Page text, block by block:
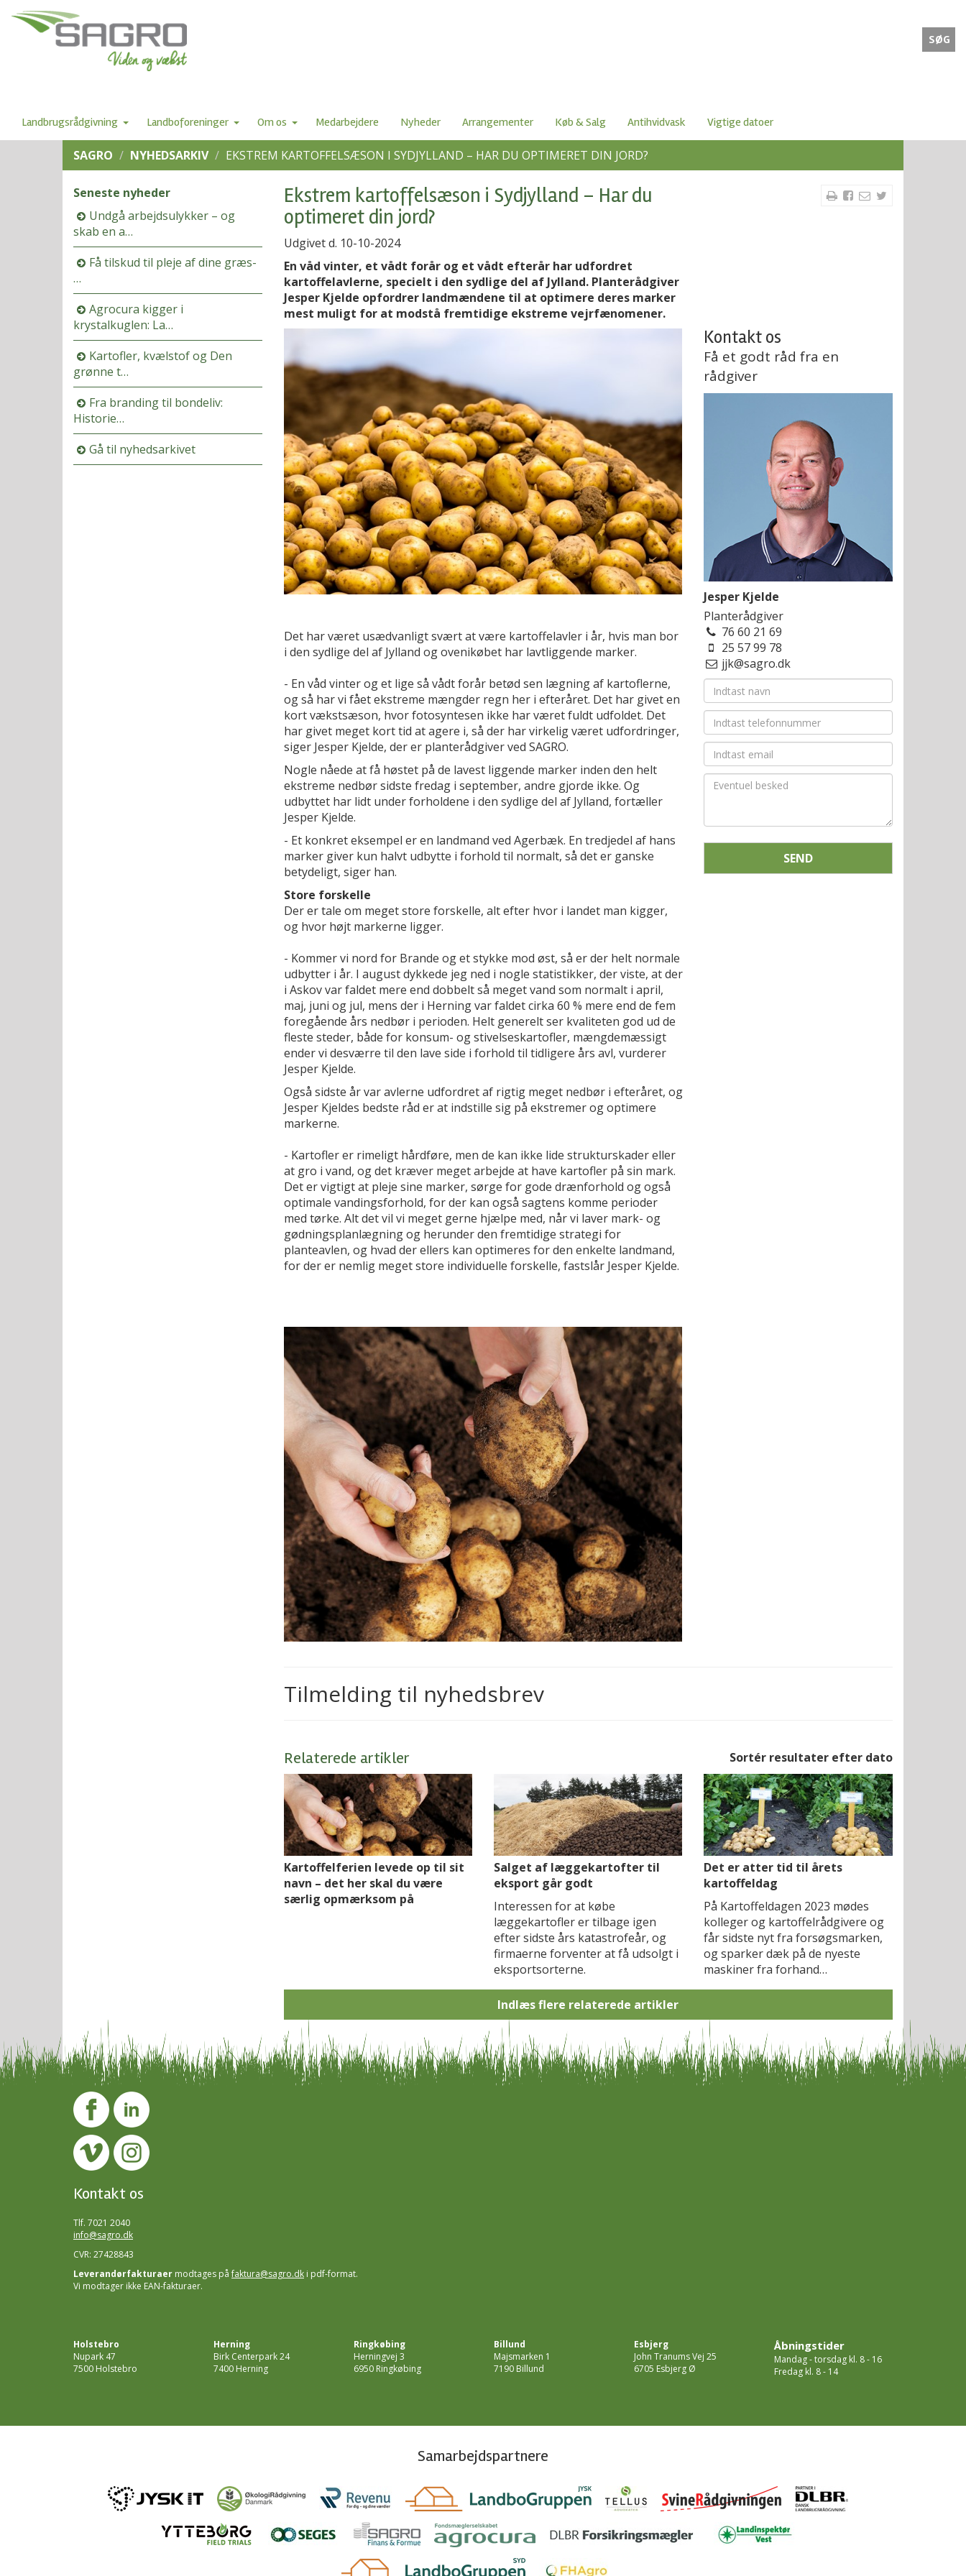
Landbrugsrådgivning Landboforeninger Om os Medarbejdere Nyheder Arrangementer Køb & Salg Antihvidvask Vigtige datoer
SØG
SAGRO NYHEDSARKIV EKSTREM KARTOFFELSÆSON I SYDJYLLAND – HAR DU OPTIMERET DIN JORD?
Seneste nyheder
Undgå arbejdsulykker – og
skab en a…
Få tilskud til pleje af dine græs-
…
Agrocura kigger i
krystalkuglen: La…
Kartofler, kvælstof og Den
grønne t…
Fra branding til bondeliv:
Historie…
Gå til nyhedsarkivet
Ekstrem kartoffelsæson i Sydjylland – Har du
optimeret din jord?
Udgivet d. 10-10-2024
En våd vinter, et vådt forår og et vådt efterår har udfordret
kartoffelavlerne, specielt i den sydlige del af Jylland. Planterådgiver
Jesper Kjelde opfordrer landmændene til at optimere deres marker
mest muligt for at modstå fremtidige ekstreme vejrfænomener.
Det har været usædvanligt svært at være kartoffelavler i år, hvis man bor
i den sydlige del af Jylland og ovenikøbet har lavtliggende marker.
- En våd vinter og et lige så vådt forår betød sen lægning af kartoflerne,
og så har vi fået ekstreme mængder regn her i efteråret. Det har givet en
kort vækstsæson, hvor fotosyntesen ikke har været fuldt udfoldet. Det
har givet meget kort tid at agere i, så der har virkelig været udfordringer,
siger Jesper Kjelde, der er planterådgiver ved SAGRO.
Nogle nåede at få høstet på de lavest liggende marker inden den helt
ekstreme nedbør sidste fredag i september, andre gjorde ikke. Og
udbyttet har lidt under forholdene i den sydlige del af Jylland, fortæller
Jesper Kjelde.
- Et konkret eksempel er en landmand ved Agerbæk. En tredjedel af hans
marker giver kun halvt udbytte i forhold til normalt, så det er ganske
betydeligt, siger han.
Store forskelle
Der er tale om meget store forskelle, alt efter hvor i landet man kigger,
og hvor højt markerne ligger.
- Kommer vi nord for Brande og et stykke mod øst, så er der helt normale
udbytter i år. I august dykkede jeg ned i nogle statistikker, der viste, at der
i Askov var faldet mere end dobbelt så meget vand som normalt i april,
maj, juni og jul, mens der i Herning var faldet cirka 60 % mere end de fem
foregående års nedbør i perioden. Helt generelt ser kvaliteten god ud de
fleste steder, både for konsum- og stivelseskartofler, mængdemæssigt
ender vi desværre til den lave side i forhold til tidligere års avl, vurderer
Jesper Kjelde.
Også sidste år var avlerne udfordret af rigtig meget nedbør i efteråret, og
Jesper Kjeldes bedste råd er at indstille sig på ekstremer og optimere
markerne.
- Kartofler er rimeligt hårdføre, men de kan ikke lide strukturskader eller
at gro i vand, og det kræver meget arbejde at have kartofler på sin mark.
Det er vigtigt at pleje sine marker, sørge for gode drænforhold og også
optimale vandingsforhold, for der kan også sagtens komme perioder
med tørke. Alt det vil vi meget gerne hjælpe med, når vi laver mark- og
gødningsplanlægning og herunder den fremtidige strategi for
planteavlen, og hvad der ellers kan optimeres for den enkelte landmand,
for der er nemlig meget store individuelle forskelle, fastslår Jesper Kjelde.
Kontakt os
Få et godt råd fra en
rådgiver
Jesper Kjelde
Planterådgiver
76 60 21 69
25 57 99 78
jjk@sagro.dk
SEND
Tilmelding til nyhedsbrev
Sortér resultater efter dato
Relaterede artikler
Kartoffelferien levede op til sit
navn – det her skal du være
særlig opmærksom på
Salget af læggekartofter til
eksport går godt
Interessen for at købe
læggekartofler er tilbage igen
efter sidste års katastrofeår, og
firmaerne forventer at få udsolgt i
eksportsorterne.
Det er atter tid til årets
kartoffeldag
På Kartoffeldagen 2023 mødes
kolleger og kartoffelrådgivere og
får sidste nyt fra forsøgsmarken,
og sparker dæk på de nyeste
maskiner fra forhand…
Indlæs flere relaterede artikler
Kontakt os
Tlf. 7021 2040
info@sagro.dk
CVR: 27428843
Leverandørfakturaer modtages påfaktura@sagro.dk i pdf-format.
Vi modtager ikke EAN-fakturaer.
Holstebro
Nupark 47
7500 Holstebro
Herning
Birk Centerpark 24
7400 Herning
Ringkøbing
Herningvej 3
6950 Ringkøbing
Billund
Majsmarken 1
7190 Billund
Esbjerg
John Tranums Vej 25
6705 Esbjerg Ø
Åbningstider
Mandag - torsdag kl. 8 - 16
Fredag kl. 8 - 14
Samarbejdspartnere